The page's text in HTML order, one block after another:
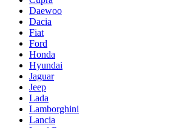
Daewoo
Dacia
Fiat
Ford
Honda
Hyundai
Jaguar
Jeep
Lada
Lamborghini
Lancia